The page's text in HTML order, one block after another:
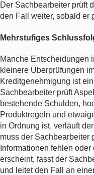
Der Sachbearbeiter prüft
den Fall weiter, sobald er
Mehrstufiges
Manche Entscheidungen
kleinere Überprüfungen
Kreditgenehmigung ist
Sachbearbeiter prüft
bestehende Schulden,
Produktregeln und
in Ordnung ist, verläuft
muss der Sachbearbeiter
Informationen fehlen
erscheint, fasst der
und leitet den Fall an